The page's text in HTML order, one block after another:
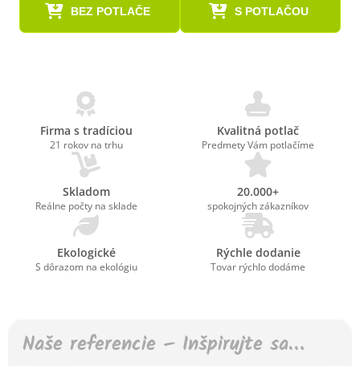
BEZ POTLAČE S POTLAČOU
Firma s tradíciou
21 rokov na trhu
Kvalitná potlač
Predmety Vám potlačíme
Skladom
Reálne počty na sklade
20.000+
spokojných zákazníkov
Ekologické
S dôrazom na ekológiu
Rýchle dodanie
Tovar rýchlo dodáme
Naše referencie – Inšpirujte sa…